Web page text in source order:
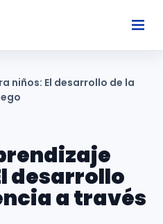
niños: El desarrollo de la
desarrollo
a través